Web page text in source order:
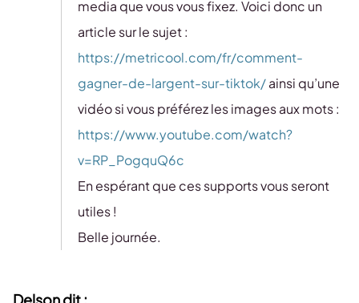
media que vous vous fixez. Voici donc un
article sur le sujet :
https://metricool.com/fr/comment-
gagner-de-largent-sur-tiktok/ainsi qu’une
vidéo si vous préférez les images aux mots :
https://www.youtube.com/watch?
v=RP_PogquQ6c
En espérant que ces supports vous seront
utiles !
Belle journée.